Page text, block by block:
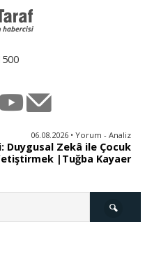
06.08.2026 • Yorum - Analiz
Duygusal Zekâ ile Çocuk
|Tuğba Kayaer